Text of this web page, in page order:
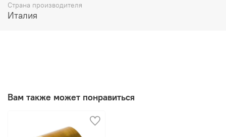
Страна производителя
Италия
Вам также может понравиться